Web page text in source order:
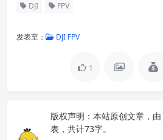
DJI FPV
发表至： DJI FPV
1
版权声明： 本站原创文章，由
表，共计73字。